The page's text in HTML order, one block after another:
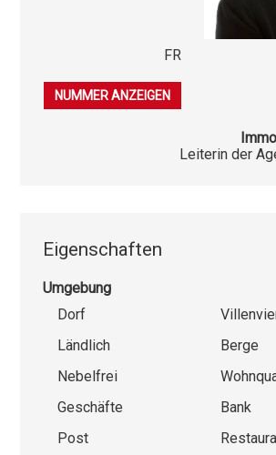
FR
079 396 49 00
NUMMER ANZEIGEN
Leiterin der
Eigenschaften
Umgebung
Dorf
Ländlich
Berge
Nebelfrei
Geschäfte
Bank
Post